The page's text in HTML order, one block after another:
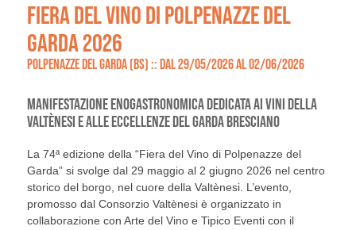
FIERA DEL VINO DI POLPENAZZE DEL
GARDA 2026
POLPENAZZE DEL GARDA (BS) :: DAL 29/05/2026 AL 02/06/2026
MANIFESTAZIONE ENOGASTRONOMICA DEDICATA AI VINI DELLA
VALTÈNESI E ALLE ECCELLENZE DEL GARDA BRESCIANO
La 74ª edizione della “Fiera del Vino di Polpenazze del
Garda” si svolge dal 29 maggio al 2 giugno 2026 nel centro
storico del borgo, nel cuore della Valtènesi. L’evento,
promosso dal Consorzio Valtènesi è organizzato in
collaborazione con Arte del Vino e Tipico Eventi con il